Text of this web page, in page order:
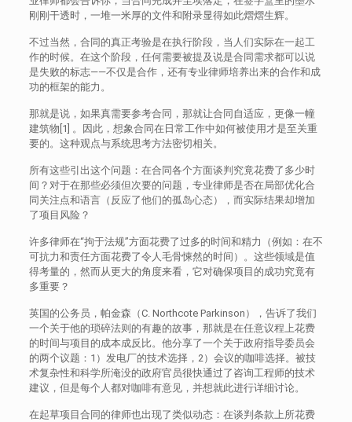
刚刚干透时，一堆一米厚的文件和附录显得如此熠熠生辉。
不过当然，合同的真正考验是在执行阶段，当人们实际在一起工
作的时候。在这个阶段，任何需要被提及说是合同需求都可以说
是失败的标志——不仅是合作，还有专业律师培养出来的合作和成
功的框架的能力。
那就是说，如果真需要参考合同，那就让合同自适应，更像一幢
建筑物[1] 。因此，想象合同在日常工作中如何被使用才是至关重
要的。这种观点与系统思考方法密切相关。
所有这些引出这个问题：在合同各个方面谈判究竟花费了多少时
间？对于在那些必须但次要的问题，专业律师是否在局部优化合
同关注点和语言（反应了他们的孤岛心态），而实际结果却增加
了项目风险？
许多律师在“拘于法规”方面花费了过多的时间和精力（例如：在不
可抗力和责任方面花费了令人毛骨悚然的时间）。这些领域是值
得考量的，然而从更大的角度来看，它对确保项目的成功究竟有
多重要？
英国的公务员，帕金森（C. Northcote Parkinson），告诉了我们
一个关于他的琐碎法则的有趣的故事，那就是在任意议程上花费
的时间与项目的成本成反比。他分享了一个关于政府指导委员会
的两个议题：1）发电厂的技术选择，2）会议的咖啡选择。被技
术复杂性和科学所淹没的政府官员很快通过了咨询工程师的技术
建议，但是每个人都对咖啡有意见，并想就此进行详细讨论。
在起草项目合同的律师也出现了类似动态：在谈判条款上所花费